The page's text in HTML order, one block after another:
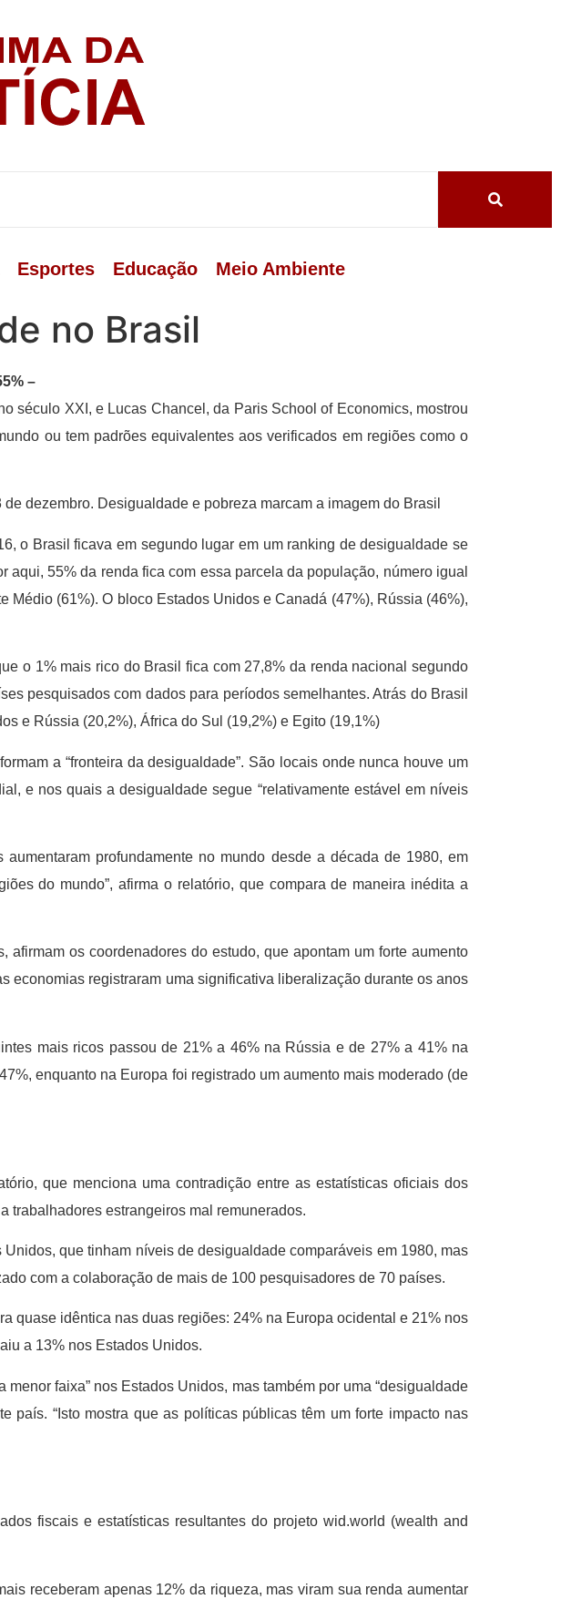
Esportes Educação Meio Ambiente
no Brasil
–
século XXI, e Lucas Chancel, da Paris School of Economics, mostrou
ou tem padrões equivalentes aos verificados em regiões como o
dezembro. Desigualdade e pobreza marcam a imagem do Brasil
o Brasil ficava em segundo lugar em um ranking de desigualdade se
55% da renda fica com essa parcela da população, número igual
(61%). O bloco Estados Unidos e Canadá (47%), Rússia (46%),
o 1% mais rico do Brasil fica com 27,8% da renda nacional segundo
pesquisados com dados para períodos semelhantes. Atrás do Brasil
e Rússia (20,2%), África do Sul (19,2%) e Egito (19,1%)
a “fronteira da desigualdade”. São locais onde nunca houve um
e nos quais a desigualdade segue “relativamente estável em níveis
profundamente no mundo desde a década de 1980, em
do mundo”, afirma o relatório, que compara de maneira inédita a
os coordenadores do estudo, que apontam um forte aumento
economias registraram uma significativa liberalização durante os anos
mais ricos passou de 21% a 46% na Rússia e de 27% a 41% na
enquanto na Europa foi registrado um aumento mais moderado (de
que menciona uma contradição entre as estatísticas oficiais dos
trabalhadores estrangeiros mal remunerados.
que tinham níveis de desigualdade comparáveis em 1980, mas
com a colaboração de mais de 100 pesquisadores de 70 países.
quase idêntica nas duas regiões: 24% na Europa ocidental e 21% nos
a 13% nos Estados Unidos.
faixa” nos Estados Unidos, mas também por uma “desigualdade
país. “Isto mostra que as políticas públicas têm um forte impacto nas
fiscais e estatísticas resultantes do projeto wid.world (wealth and
receberam apenas 12% da riqueza, mas viram sua renda aumentar